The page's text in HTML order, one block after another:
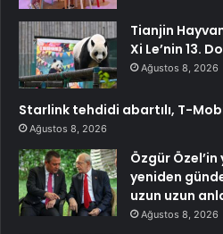
Tianjin
Xi Le’nin 13.
Ağustos 8, 2026
Starlink tehdidi abartılı, T-
Ağustos 8, 2026
Özgür
yeniden
uzun uzun
Ağustos 8, 2026